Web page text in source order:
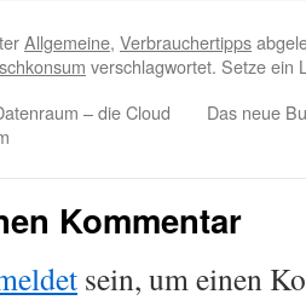
Allgemeine, Verbrauchertipps
verschlagwortet. Setze ein
– die Cloud
Das neue
Kommentar
sein, um einen